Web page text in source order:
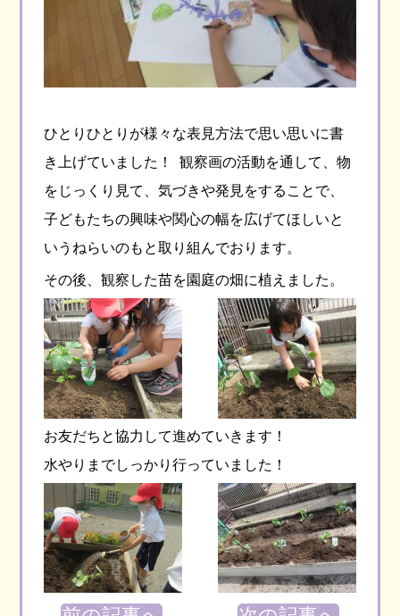
ひとりひとりが様々な表見方法で思い思いに書
き上げていました！ 観察画の活動を通して、物
をじっくり見て、気づきや発見をすることで、
子どもたちの興味や関心の幅を広げてほしいと
いうねらいのもと取り組んでおります。
その後、観察した苗を園庭の畑に植えました。
お友だちと協力して進めていきます！
水やりまでしっかり行っていました！